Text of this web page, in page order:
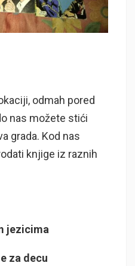
odmah pored
nas možete stići
grada. Kod nas
knjige iz raznih
jezicima
za decu